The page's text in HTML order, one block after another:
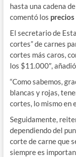
hasta una cadena
comentó los precios
El secretario de
cortes” de carnes
cortes más caros,
los $11.000″,
“Como sabemos,
blancas y rojas,
cortes, lo mismo en
Seguidamente,
dependiendo del
corte de carne que
siempre es